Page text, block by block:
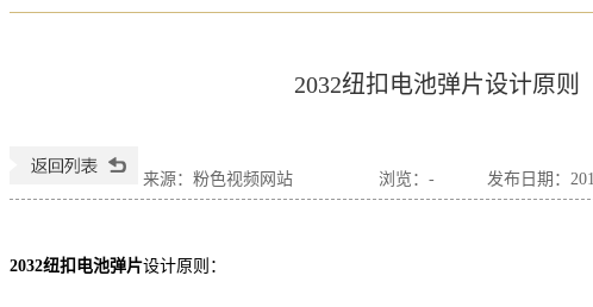
2032纽扣电池弹片设计原则
来源：粉色视频网站 浏览： - 发布日期：
2032纽扣电池弹片设计原则：